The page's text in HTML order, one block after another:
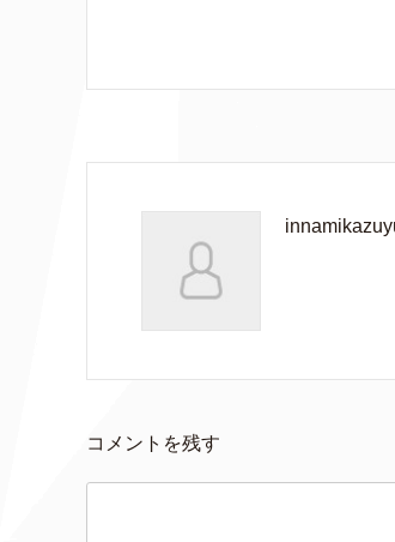
コメントを残す